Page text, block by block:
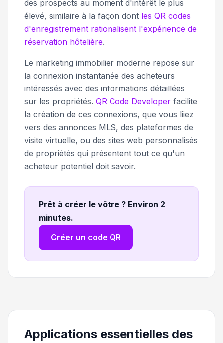
des prospects au moment d'intérêt le plus
élevé, similaire à la façon dont les QR codes
d'enregistrement rationalisent l'expérience de
réservation hôtelière.
Le marketing immobilier moderne repose sur
la connexion instantanée des acheteurs
intéressés avec des informations détaillées
sur les propriétés. QR Code Developer facilite
la création de ces connexions, que vous liiez
vers des annonces MLS, des plateformes de
visite virtuelle, ou des sites web personnalisés
de propriétés qui présentent tout ce qu'un
acheteur potentiel doit savoir.
Prêt à créer le vôtre ? Environ 2
minutes.
Créer un code QR
Applications essentielles des